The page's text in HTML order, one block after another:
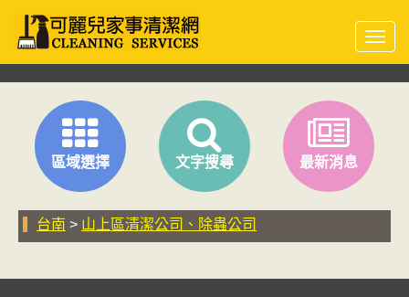
區域選擇 文字搜尋 最新消息
台南 > 山上區清潔公司、除蟲公司